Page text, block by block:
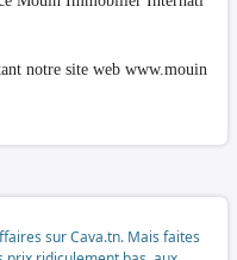
notre site web www.mouin
sur Cava.tn. Mais faites